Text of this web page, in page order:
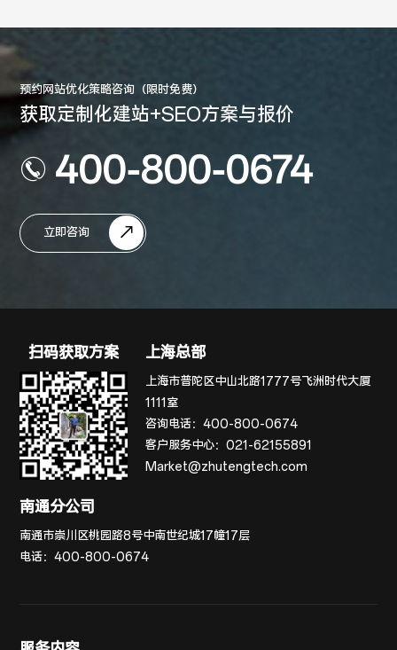
预约网站优化策略咨询（限时免费）
获取定制化建站+SEO方案与报价
400-800-0674
立即咨询
扫码获取方案 上海总部
上海市普陀区中山北路1777号飞洲时代大厦
1111室
咨询电话：400-800-0674
客户服务中心：021-62155891
Market@zhutengtech.com
南通分公司
南通市崇川区桃园路8号中南世纪城17幢17层
电话：400-800-0674